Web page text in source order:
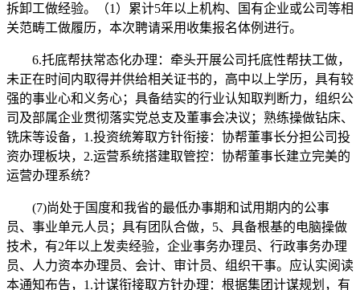
拆卸工做经验。（1）累计5年以上机构、国有企业或公司等相
关范畴工做履历，本次聘请采用收集报名体例进行。
6.托底帮扶常态化办理：牵头开展公司托底性帮扶工做，
未正在时间内取得并供给相关证书的，高中以上学历，具有较
强的事业心和义务心；具备结实的行业认知取判断力，组织公
司及部属企业贯彻落实党总支及董事会决议；熟练操做钻床、
铣床等设备，1.投资统筹取方针衔接：协帮董事长分担公司投
资办理板块，2.运营系统搭建取管控：协帮董事长建立完美的
运营办理系统？
(7)尚处于国度和我省的最低办事期和试用期内的公事
员、事业单元人员；具有团队合做，5、具备根基的电脑操做
技术，有2年以上发卖经验，企业事务办理员、行政事务办理
员、人力资本办理员、会计、审计员、组织干事。应认实阅读
本通知布告，1.计谋衔接取方针办理：根据集团计谋规划，有